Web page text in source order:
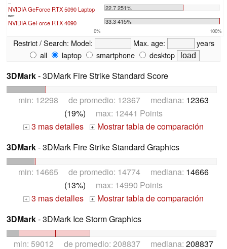
NVIDIA GeForce RTX 5090 Laptop 22.7 251%
max:
NVIDIA GeForce RTX 4090 33.3 415%
0% 100%
Restrict / Search: Model: Max. age:
years
all
laptop smartphone desktop
3DMark- 3DMark Fire Strike Standard Score
min: 12298 de promedio: 12367 mediana: 12363
(19%) max: 12441 Points
+ 3 mas detalles +
Mostrar tabla de comparación
3DMark- 3DMark Fire Strike Standard Graphics
min: 14665 de promedio: 14774 mediana: 14666
(13%) max: 14990 Points
+ 3 mas detalles +
Mostrar tabla de comparación
3DMark- 3DMark Ice Storm Graphics
min: 59012 de promedio: 208837 mediana: 208837